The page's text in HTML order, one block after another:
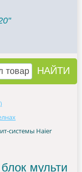
системы Haier
мульти